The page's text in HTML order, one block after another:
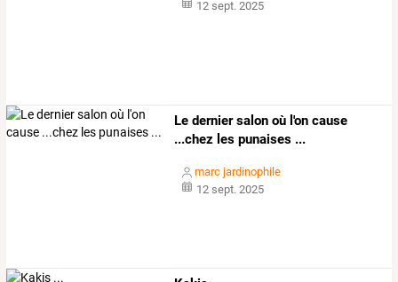
12 sept. 2025
Le dernier salon où l'on cause
...chez les punaises ...
marc jardinophile
12 sept. 2025